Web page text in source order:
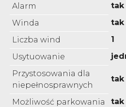
Alarm
tak
Winda
tak
Liczba wind
1
Usytuowanie
Przystosowania dla
niepełnosprawnych
tak
Możliwość parkowania
tak